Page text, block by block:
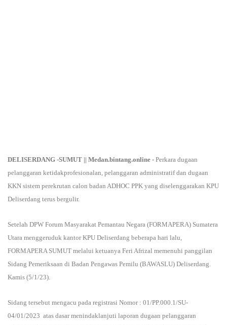
DELISERDANG -SUMUT | | Medan.bintang.online - Perkara dugaan
pelanggaran ketidakprofesionalan, pelanggaran administratif dan dugaan
KKN sistem perekrutan calon badan ADHOC PPK yang diselenggarakan KPU
Deliserdang terus bergulir.
Setelah DPW Forum Masyarakat Pemantau Negara (FORMAPERA) Sumatera
Utara menggeruduk kantor KPU Deliserdang beberapa hari lalu,
FORMAPERA SUMUT melalui ketuanya Feri Afrizal memenuhi panggilan
Sidang Pemeriksaan di Badan Pengawas Pemilu (BAWASLU) Deliserdang.
Kamis (5/1/23).
Sidang tersebut mengacu pada registrasi Nomor : 01/PP.000.1/SU-
04/01/2023 atas dasar menindaklanjuti laporan dugaan pelanggaran